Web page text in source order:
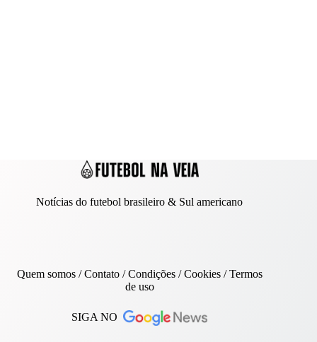
Notícias do futebol brasileiro & Sul americano
Quem somos/Contato/ Condições /Cookies/Termos
de uso
SIGA NO